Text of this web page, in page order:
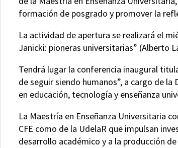
formación de posgrado y promover la
La actividad de apertura se realizará el
Janicki: pioneras universitarias” (Alberto
Tendrá lugar la conferencia inaugural
de seguir siendo humanos”, a cargo de
en educación, tecnología y enseñanza
La Maestría en Enseñanza Universitaria
CFE como de la UdelaR que impulsan
desarrollo académico y a la producción